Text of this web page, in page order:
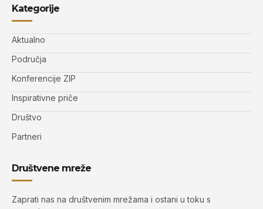
Kategorije
Aktualno
Područja
Konferencije ZIP
Inspirativne priče
Društvo
Partneri
Društvene mreže
Zaprati nas na društvenim mrežama i ostani u toku s